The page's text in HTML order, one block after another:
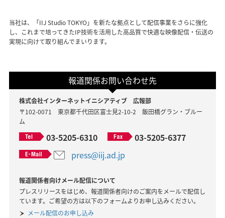
当社は、「IIJ Studio TOKYO」を新たな拠点として配信事業をさらに強化
し、これまで培ってきたIP技術を活用した高品質で快適な映像配信・伝送の
実現に向けて取り組んでまいります。
報道関係お問い合わせ先
株式会社インターネットイニシアティブ 広報部
〒102-0071 東京都千代田区富士見2-10-2 飯田橋グラン・ブルー
ム
03-5205-6310
03-5205-6377
press@iij.ad.jp
報道関係者向けメール配信について
プレスリリースをはじめ、報道関係者向けのご案内をメールで配信し
ています。ご希望の方は以下のフォームよりお申し込みください。
メール配信のお申し込み